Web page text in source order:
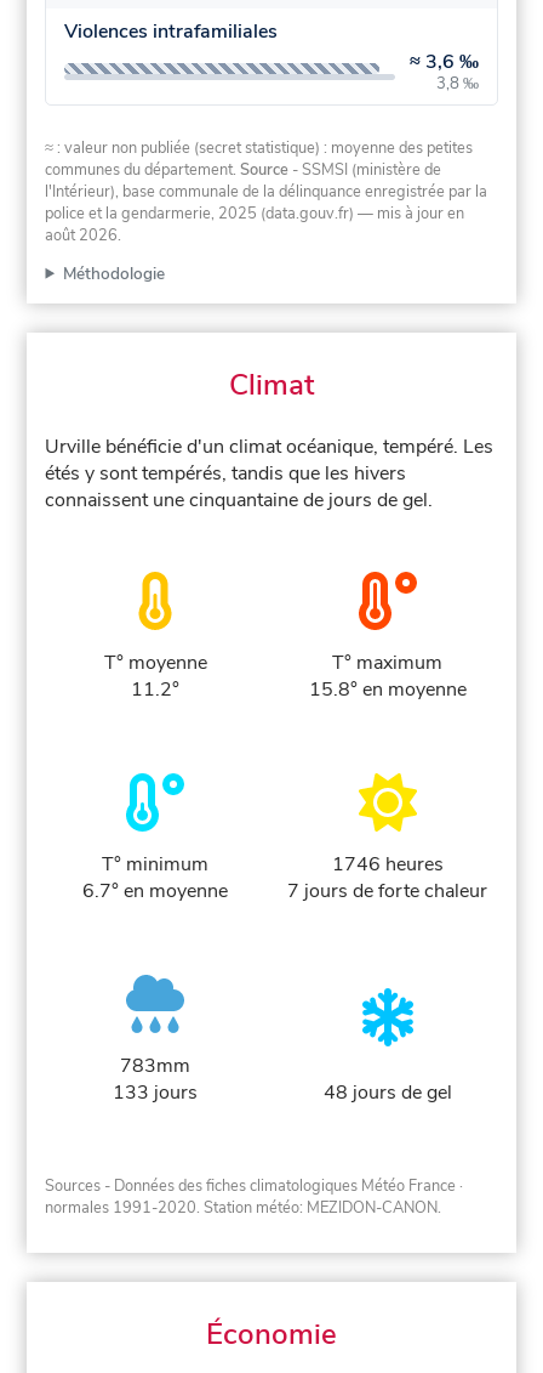
Violences intrafamiliales
≈ 3,6 ‰
3,8 ‰
≈ : valeur non publiée (secret statistique) : moyenne des petites
communes du département.Source - SSMSI (ministère de
l'Intérieur), base communale de la délinquance enregistrée par la
police et la gendarmerie, 2025 (data.gouv.fr) — mis à jour en
août 2026.
Méthodologie
Climat
Urville bénéficie d'un climat océanique, tempéré. Les
étés y sont tempérés, tandis que les hivers
connaissent une cinquantaine de jours de gel.
T° moyenne
11.2°
T° maximum
15.8° en moyenne
T° minimum
6.7° en moyenne
1746 heures
7 jours de forte chaleur
783mm
133 jours
48 jours de gel
Sources - Données des fiches climatologiques Météo France ·
normales 1991-2020. Station météo: MEZIDON-CANON.
Économie